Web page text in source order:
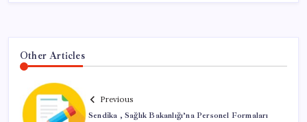
Other Articles
Previous
Sendika , Sağlık Bakanlığı’na Personel Formaları